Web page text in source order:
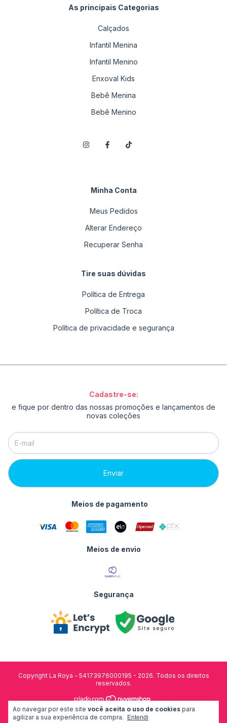
Ao navegar por este site você aceita o uso de cookies para
agilizar a sua experiência de compra.
Entendi
As principais Categorias
Calçados
Infantil Menina
Infantil Menino
Enxoval Kids
Bebê Menina
Bebê Menino
Minha Conta
Meus Pedidos
Alterar Endereço
Recuperar Senha
Tire suas dúvidas
Política de Entrega
Política de Troca
Política de privacidade e segurança
Cadastre-se:
e fique por dentro das nossas promoções e lançamentos de
novas coleções
Meios de pagamento
Meios de envio
Segurança
Copyright La Roya - 54173976000195 - 2026. Todos os direitos
reservados.
desenvolvido por: